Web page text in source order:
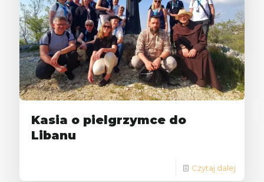
Kasia o pielgrzymce do
Libanu
Czytaj dalej